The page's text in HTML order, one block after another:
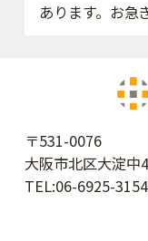
あります。お急
〒531-0076
大阪市北区大淀中
TEL:06-6925-3154